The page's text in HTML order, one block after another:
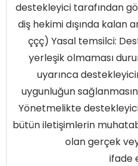
destekleyici tarafından
diş hekimi dışında kalan
ççç) Yasal temsilci:
yerleşik olmaması
uyarınca
uygunluğun
Yönetmelikte
bütün iletişimlerin
olan gerçek
ifade